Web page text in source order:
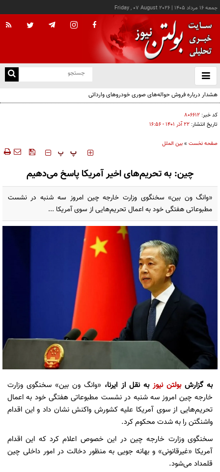
جمعه ۱۶ مرداد ۱۴۰۵ |
Friday , 07 August 2026
باز
و
هشدار درباره فروش حواله‌های صوری خودروهای وارداتی
کد خبر: ۸۰۶۶۱۲
تاریخ انتشار: ۲۲ آذر ۱۴۰۱ - ۱۶:۵۶
صفحه نخست »بین الملل
‍‍‍ پ پ
چین: به تحریم‌های اخیر آمریکا پاسخ می‌دهیم
«وانگ ون بین» سخنگوی وزارت خارجه چین امروز سه شنبه در نشست
مطبوعاتی هفتگی خود به اعمال تحریم‌هایی از سوی آمریکا ...
به گزارشبولتن نیوز به نقل از ایرنا، «وانگ ون بین» سخنگوی وزارت
خارجه چین امروز سه شنبه در نشست مطبوعاتی هفتگی خود به اعمال
تحریم‌هایی از سوی آمریکا علیه کشورش واکنش نشان داد و این اقدام
واشنگتن را به شدت محکوم کرد.
سخنگوی وزارت خارجه چین در این خصوص اعلام کرد که این اقدام
آمریکا «غیرقانونی» و بهانه جویی به منظور دخالت در امور داخلی چین
قلمداد می‌شود.